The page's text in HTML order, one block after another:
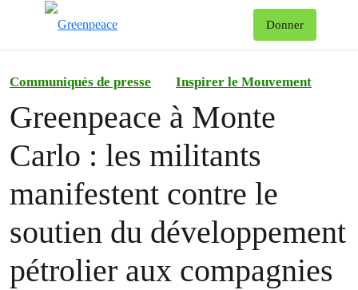
Donner
Communiqués de presse Inspirer le Mouvement
Greenpeace à Monte
Carlo : les militants
manifestent contre le
soutien du développement
pétrolier aux compagnies